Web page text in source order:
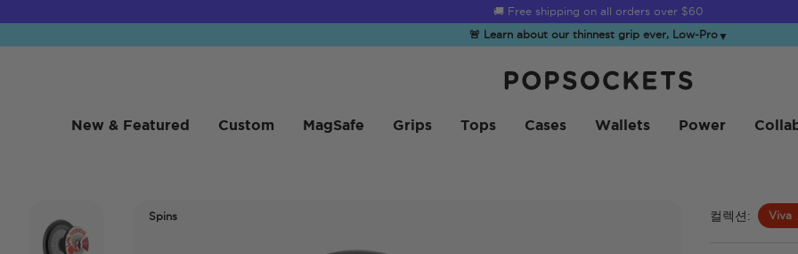
🚚 Free shipping on all orders over $60
Summer Sendoff Sale
🚨 Learn about our thinnest grip ever, Low-Pro▼
New & Featured
Custom MagSafe Grips Tops Cases Wallets Power
Spins 컬렉션: Viva